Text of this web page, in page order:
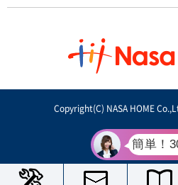
Copyright(C) NASA HOME